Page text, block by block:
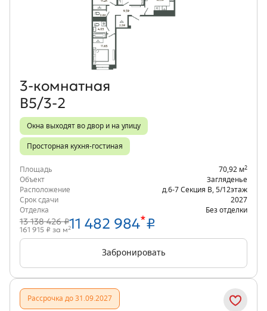
Объект месяца
3‑комнатная
В5/3-2
Окна выходят во двор и на улицу
Просторная кухня-гостиная
Площадь 70,92 м2
Объект
Загляденье
Расположение
д.6-7 Секция В 5/12этаж
Срок сдачи
2027
Отделка
Без отделки
13 138 426 ₽11 482 984*₽
161 915 ₽ за м2
Забронировать
Рассрочка до 31.09.2027